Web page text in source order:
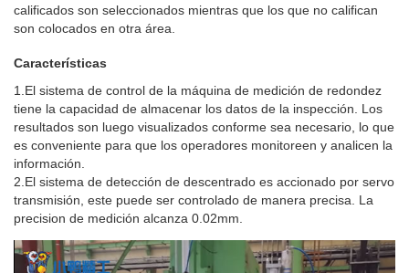
calificados son seleccionados mientras que los que no califican
son colocados en otra área.
Características
1.El sistema de control de la máquina de medición de redondez
tiene la capacidad de almacenar los datos de la inspección. Los
resultados son luego visualizados conforme sea necesario, lo que
es conveniente para que los operadores monitoreen y analicen la
información.
2.El sistema de detección de descentrado es accionado por servo
transmisión, este puede ser controlado de manera precisa. La
precision de medición alcanza 0.02mm.